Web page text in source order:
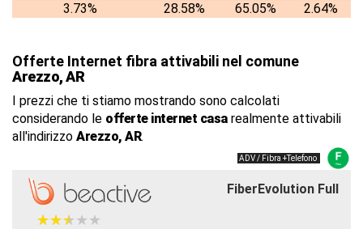
3.73%
28.58% 65.05% 2.64%
Offerte Internet fibra attivabili nel comune
Arezzo, AR
I prezzi che ti stiamo mostrando sono calcolati
considerando le offerte internet casarealmente attivabili
all'indirizzo Arezzo, AR.
ADV / Fibra +Telefono
FiberEvolution Full
★★★★★
★★★★★